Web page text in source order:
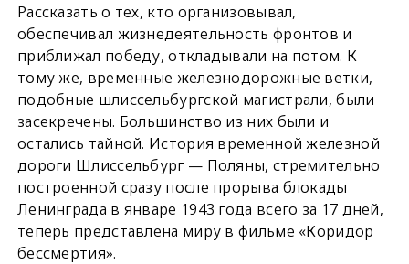
Рассказать о тех, кто организовывал,
обеспечивал жизнедеятельность фронтов и
приближал победу, откладывали на потом. К
тому же, временные железнодорожные ветки,
подобные шлиссельбургской магистрали, были
засекречены. Большинство из них были и
остались тайной. История временной железной
дороги Шлиссельбург — Поляны, стремительно
построенной сразу после прорыва блокады
Ленинграда в январе 1943 года всего за 17 дней,
теперь представлена миру в фильме «Коридор
бессмертия».